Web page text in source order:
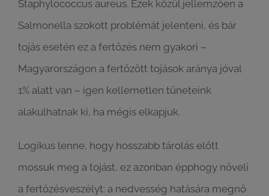
Staphylococcus aureus. Ezek közül jellemzően a
Salmonella szokott problémát jelenteni, és bár
tojás esetén ez a fertőzés nem gyakori –
Magyarországon a fertőzött tojások aránya jóval
1% alatt van – igen kellemetlen tüneteink
alakulhatnak ki, ha mégis elkapjuk.
Logikus lenne, hogy hosszabb tárolás előtt
mossuk meg a tojást, ez azonban épphogy növeli
a fertőzésveszélyt: a nedvesség hatására megnő